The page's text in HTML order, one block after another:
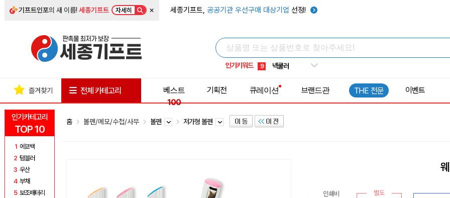
기프트인포의 새 이름!세종기프트 자세히 × 세종기프트, 공공기관 우선구매 대상기업 선정!
인기키워드
5 키캡
8 쿨토시
9 넥쿨러
1 선풍기
인기카테고리
TOP 10
1 에코백
2 텀블러
3 우산
4 부채
5 보조배터리
즐겨찾기 전체 카테고리
베스트
100
기획전 큐레이션 브랜드관 THE 전문 이벤트
홈 볼펜/메모/수첩/사무 볼펜 저가형 볼펜
인쇄비 별도